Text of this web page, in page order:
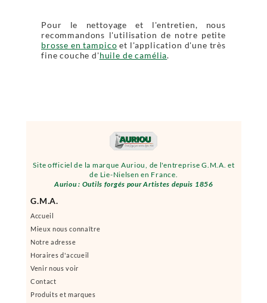
Site officiel de la marque Auriou, de l'entreprise G.M.A. et
de Lie-Nielsen en France.
Auriou : Outils forgés pour Artistes depuis 1856
G.M.A.
Accueil
Mieux nous connaître
Notre adresse
Horaires d'accueil
Venir nous voir
Contact
Produits et marques
Pour le nettoyage et l'entretien, nous
recommandons l'utilisation de notre petite
brosse en tampico et l'application d'une très
fine couche d'huile de camélia.